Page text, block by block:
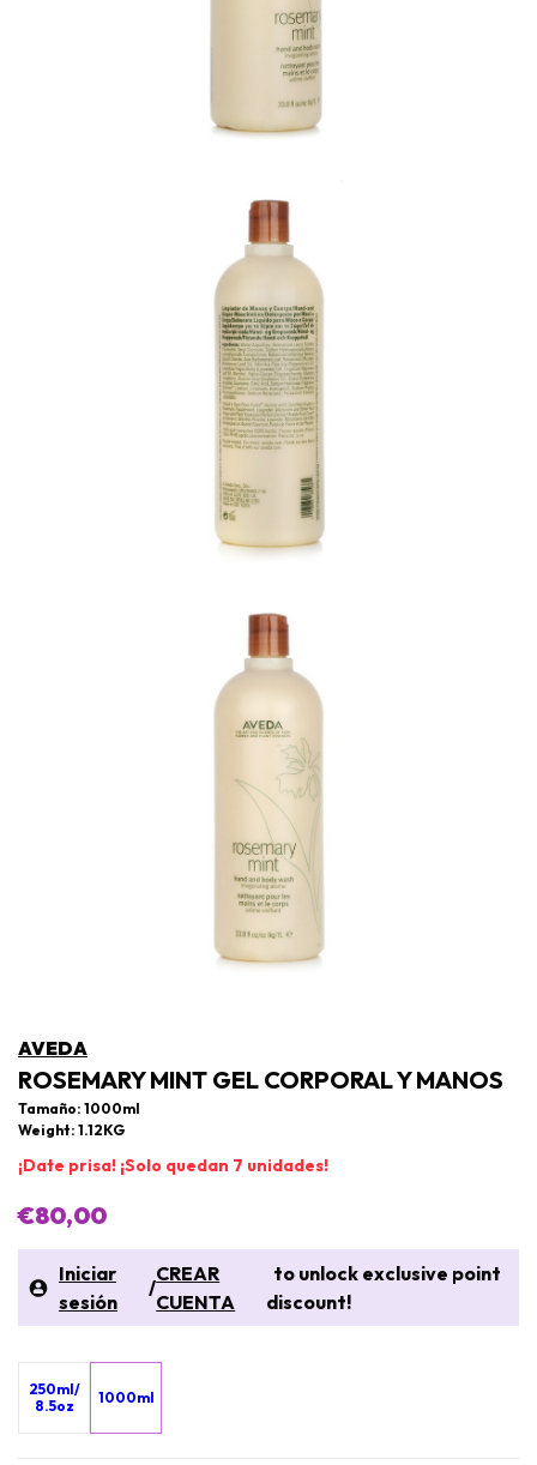
AVEDA
ROSEMARY MINT GEL CORPORAL Y MANOS
Tamaño: 1000ml
Weight: 1.12KG
¡Date prisa! ¡Solo quedan 7 unidades!
€80,00
Iniciar
sesión
/
CREAR
CUENTA
to unlock exclusive point
discount!
250ml/
8.5oz
1000ml